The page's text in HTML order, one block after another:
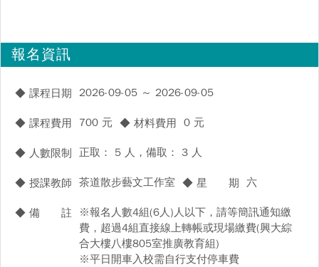
報名資訊
◆ 課程日期 2026-09-05 ～ 2026-09-05
◆ 課程費用 700 元 ◆ 材料費用 0 元
◆ 人數限制 正取： 5 人，備取： 3 人
◆ 授課教師 茶道散步藝⽂⼯作室 ◆ 星 期 六
◆ 備 註
※報名人數4組(6人)人以下，請等簡訊通知繳
費，超過4組直接線上轉帳或現場繳費(興大綜
合大樓八樓805室推廣教育組)
※平日開車入校需自行支付停車費